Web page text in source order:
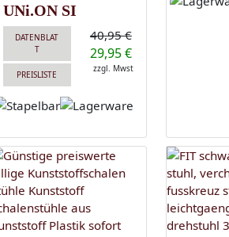
UNi.ON SI
DATENBLAT
T
PREISLISTE
40,95 €
29,95 €
zzgl. Mwst